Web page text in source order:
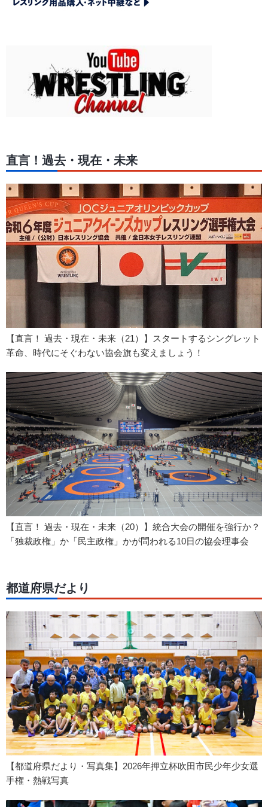
直言！過去・現在・未来
【直言！ 過去・現在・未来（21）】スタートするシングレット
革命、時代にそぐわない協会旗も変えましょう！
【直言！ 過去・現在・未来（20）】統合大会の開催を強行か？
「独裁政権」か「民主政権」かが問われる10日の協会理事会
都道府県だより
【都道府県だより・写真集】2026年押立杯吹田市民少年少女選
手権・熱戦写真